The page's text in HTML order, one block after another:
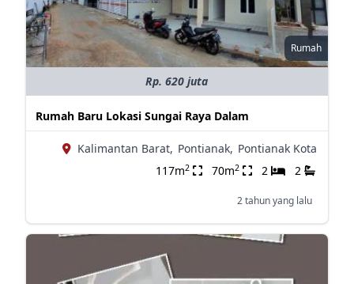
Rumah
Rp. 620 juta
Rumah Baru Lokasi Sungai Raya Dalam
Kalimantan Barat, Pontianak, Pontianak Kota
117m2 70m2 2 2
2 tahun yang lalu